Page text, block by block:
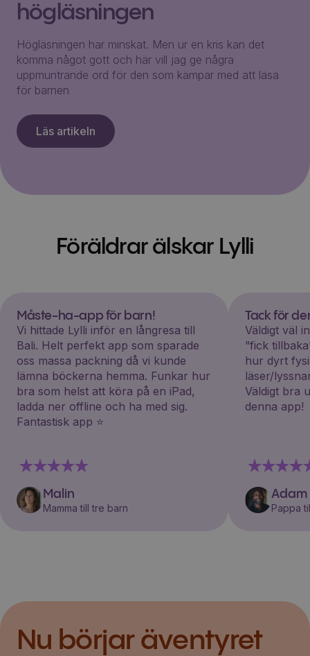
högläsningen
Högläsningen har minskat. Men ur en kris kan det
komma något gott och här vill jag ge några
uppmuntrande ord för den som kämpar med att läsa
för barnen
Läs artikeln
Föräldrar älskar Lylli
Måste-ha-app för barn!
Vi hittade Lylli inför en långresa till
Bali. Helt perfekt app som sparade
oss massa packning då vi kunde
lämna böckerna hemma. Funkar hur
bra som helst att köra på en iPad,
ladda ner offline och ha med sig.
Fantastisk app ⭐️
Malin
Mamma till tre barn
Tack för
Väldigt väl
”fick
hur dyrt
läser/
Väldigt bra
denna app!
Adam
Pappa
Nu börjar äventyret